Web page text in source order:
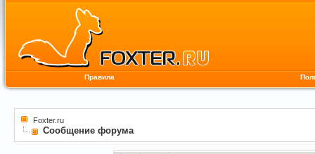
Правила
Foxter.ru
Сообщение форума